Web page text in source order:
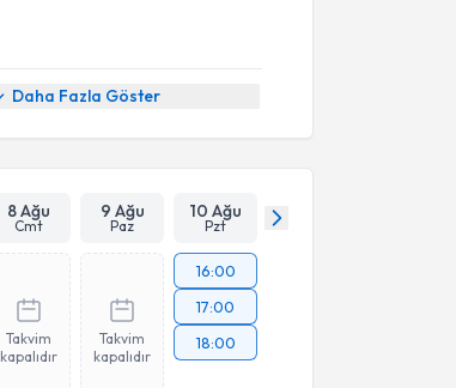
Daha Fazla Göster
8 Ağu
Cmt
9 Ağu
Paz
10 Ağu
Pzt
Takvim
kapalıdır
Takvim
kapalıdır
16:00
17:00
18:00